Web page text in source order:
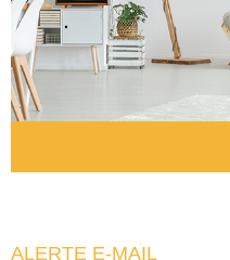
ALERTE E-MAIL